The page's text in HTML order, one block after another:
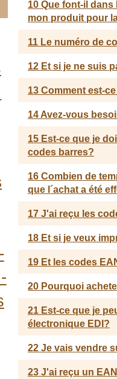
10 Que font-il
mon produit pour
11 Le numéro de
12 Et si je ne suis
13 Comment est-
14 Avez-vous
15 Est-ce que je
codes barres?
16 Combien de
que l´achat a été
17 J'ai reçu les
18 Et si je veux
19 Et les codes
20 Pourquoi
21 Est-ce que je
électronique EDI?
22 Je vais vendre
23 J'ai reçu un